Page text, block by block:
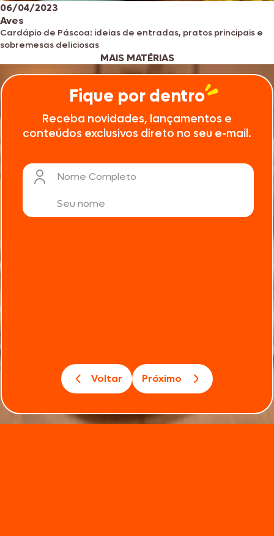
06/04/2023
Aves
Cardápio de Páscoa: ideias de entradas, pratos principais e
sobremesas deliciosas
MAIS MATÉRIAS
Fique por dentro
Receba novidades, lançamentos e
conteúdos exclusivos direto no seu e-mail.
Nome Completo
Voltar Próximo